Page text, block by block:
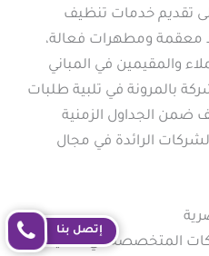
تقديم خدمات تنظيف
معقمة ومطهرات فعالة،
والمقيمين في المباني
بالمرونة في تلبية طلبات
ضمن الجداول الزمنية
الرائدة في مجال
المتخصصة في تنظيف
إتصل بنا